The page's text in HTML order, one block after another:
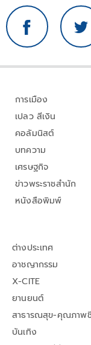
การเมือง
เปลว สีเงิน
คอลัมนิสต์
บทความ
เศรษฐกิจ
ข่าวพระราชสำนัก
หนังสือพิมพ์
ต่างประเทศ
อาชญากรรม
X-CITE
ยานยนต์
สาธารณสุข-คุณภาพ
บันเทิง